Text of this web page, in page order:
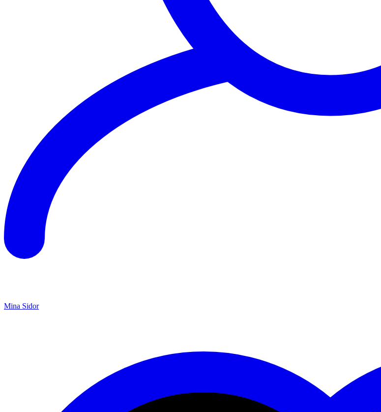
Mina Sidor